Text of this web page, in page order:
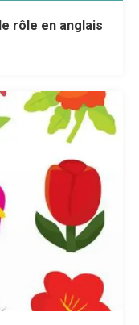
rôle en anglais